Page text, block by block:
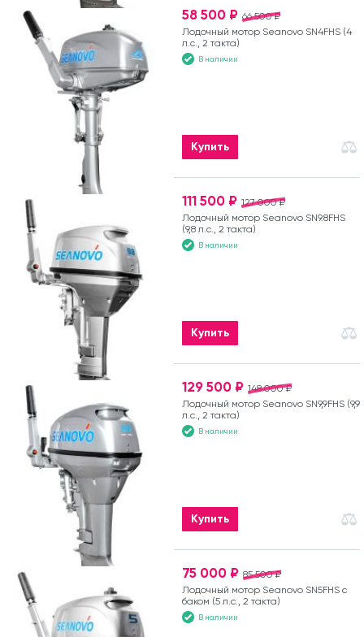
66 500 ₽
58 500 ₽
Лодочный мотор Seanovo SN4FHS (4
л.с., 2 такта)
В наличии
Купить
127 000 ₽
111 500 ₽
Лодочный мотор Seanovo SN9.8FHS
(9,8 л.с., 2 такта)
В наличии
Купить
148 000 ₽
129 500 ₽
Лодочный мотор Seanovo SN9,9FHS (9,9
л.с., 2 такта)
В наличии
Купить
85 500 ₽
75 000 ₽
Лодочный мотор Seanovo SN5FHS с
баком (5 л.с., 2 такта)
В наличии